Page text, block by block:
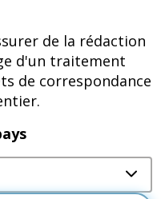
de la rédaction
d'un traitement
de correspondance